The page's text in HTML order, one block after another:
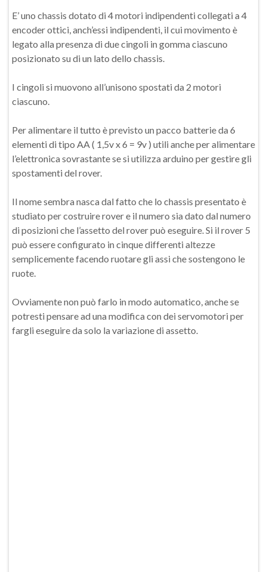
E’ uno chassis dotato di 4 motori indipendenti collegati a 4
encoder ottici, anch’essi indipendenti, il cui movimento è
legato alla presenza di due cingoli in gomma ciascuno
posizionato su di un lato dello chassis.
I cingoli si muovono all’unisono spostati da 2 motori
ciascuno.
Per alimentare il tutto è previsto un pacco batterie da 6
elementi di tipo AA ( 1,5v x 6 = 9v ) utili anche per alimentare
l’elettronica sovrastante se si utilizza arduino per gestire gli
spostamenti del rover.
Il nome sembra nasca dal fatto che lo chassis presentato è
studiato per costruire rover e il numero sia dato dal numero
di posizioni che l’assetto del rover può eseguire. Si il rover 5
può essere configurato in cinque differenti altezze
semplicemente facendo ruotare gli assi che sostengono le
ruote.
Ovviamente non può farlo in modo automatico, anche se
potresti pensare ad una modifica con dei servomotori per
fargli eseguire da solo la variazione di assetto.